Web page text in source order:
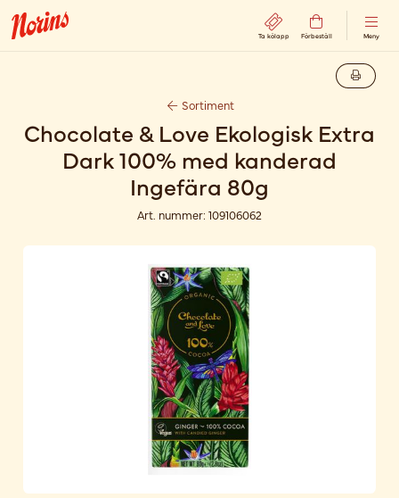
Ta kölapp Förbeställ Meny
Sortiment
Chocolate & Love Ekologisk Extra
Dark 100% med kanderad
Ingefära 80g
Art. nummer: 109106062